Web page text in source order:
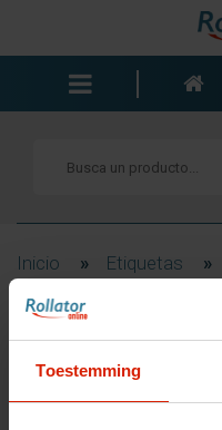
Toestemming
Sillas de ruedas
Carros de la compra
Baño y dormitorio
Accesorios
Componentes
Inicio » Etiquetas »
Filtrar